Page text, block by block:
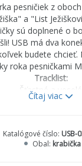
pesničiek z
a "List
sú doplnené o
USB má dva
budete chcieť.
roka pesničkami
Tracklist:
Šťastné a veselé
Príde Mikuláš
Ako na Vianoce
Už sa teším na
Čítaj viac
Katalógové číslo: USB-
Obal: krabička